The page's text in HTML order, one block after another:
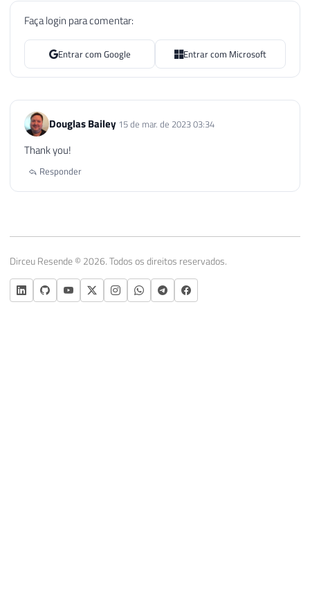
Faça login para comentar:
Entrar com Google Entrar com Microsoft
Douglas Bailey 15 de mar. de 2023 03:34
Thank you!
Responder
Dirceu Resende © 2026. Todos os direitos reservados.